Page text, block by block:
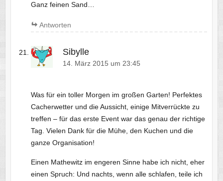
Ganz feinen Sand…
Antworten
Sibylle
14. März 2015 um 23:45
Was für ein toller Morgen im großen Garten! Perfektes
Cacherwetter und die Aussicht, einige Mitverrückte zu
treffen – für das erste Event war das genau der richtige
Tag. Vielen Dank für die Mühe, den Kuchen und die
ganze Organisation!
Einen Mathewitz im engeren Sinne habe ich nicht, eher
einen Spruch: Und nachts, wenn alle schlafen, teile ich